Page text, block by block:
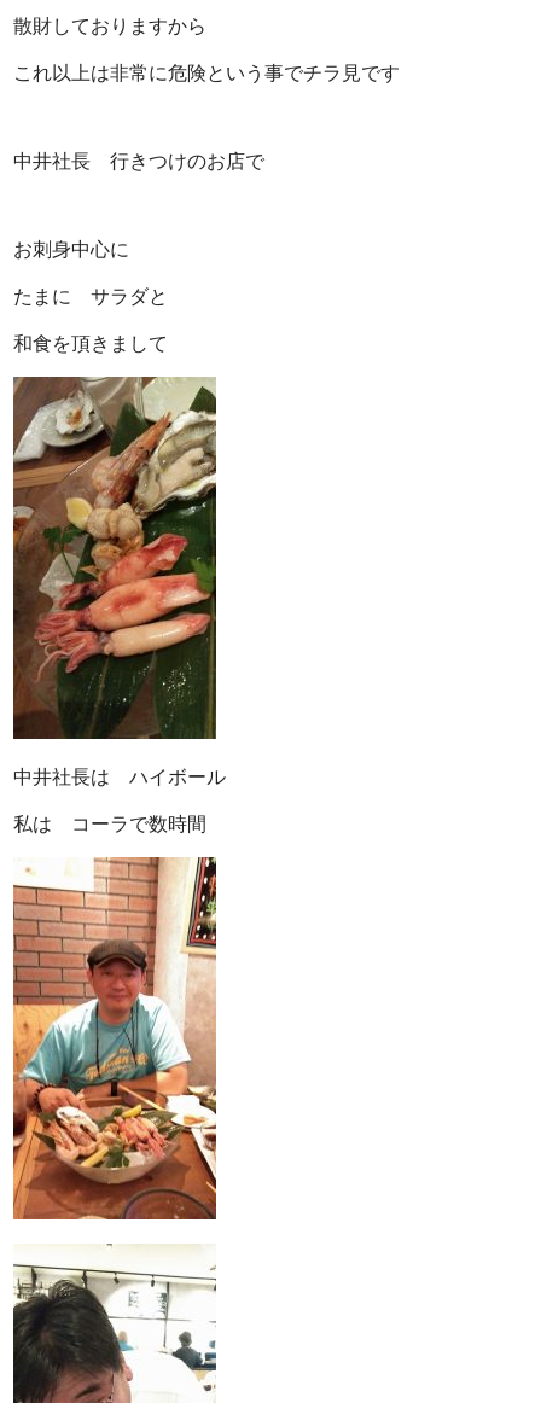
散財しておりますから
これ以上は非常に危険という事でチラ見です
中井社長 行きつけのお店で
お刺身中心に
たまに サラダと
和食を頂きまして
中井社長は ハイボール
私は コーラで数時間